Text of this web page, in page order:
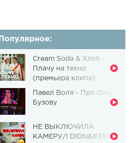
Популярное:
Cream Soda & Хлеб -
Плачу на техно
(премьера клипа)
Павел Воля - Про Ольгу
Бузову
НЕ ВЫКЛЮЧИЛА
КАМЕРУ/I DIDN&#39;T